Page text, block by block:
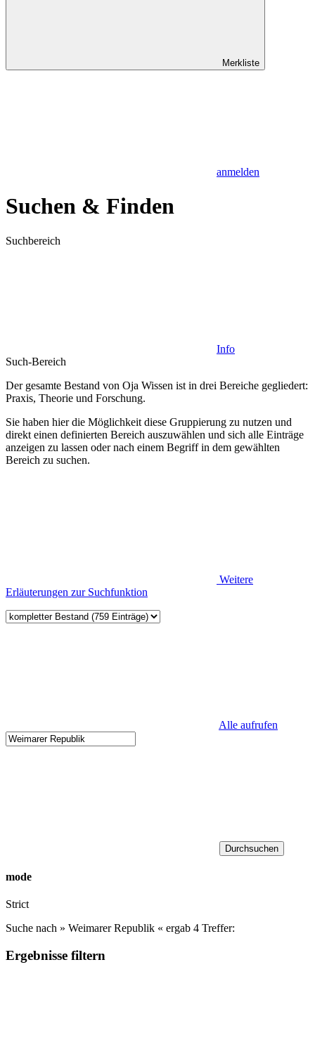
Merkliste
anmelden
Suchen & Finden
Suchbereich
Info
Such-Bereich
Der gesamte Bestand von Oja Wissen ist in drei Bereiche gegliedert:
Praxis, Theorie und Forschung.
Sie haben hier die Möglichkeit diese Gruppierung zu nutzen und
direkt einen definierten Bereich auszuwählen und sich alle Einträge
anzeigen zu lassen oder nach einem Begriff in dem gewählten
Bereich zu suchen.
Weitere
Erläuterungen zur Suchfunktion
Alle aufrufen
Durchsuchen
mode
Strict
Suche nach » Weimarer Republik « ergab 4 Treffer:
Ergebnisse filtern